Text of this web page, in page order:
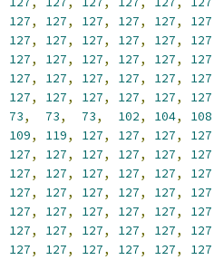
127, 127, 127, 127, 127, 127
127, 127, 127, 127, 127, 127
127, 127, 127, 127, 127, 127
127, 127, 127, 127, 127, 127
127, 127, 127, 127, 127, 127
73, 73, 73, 102, 104, 108
109, 119, 127, 127, 127, 127
127, 127, 127, 127, 127, 127
127, 127, 127, 127, 127, 127
127, 127, 127, 127, 127, 127
127, 127, 127, 127, 127, 127
127, 127, 127, 127, 127, 127
127, 127, 127, 127, 127, 127